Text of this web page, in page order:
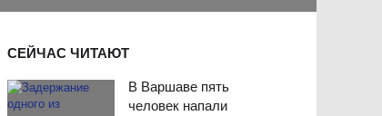
СЕЙЧАС ЧИТАЮТ
В Варшаве пять
человек напали